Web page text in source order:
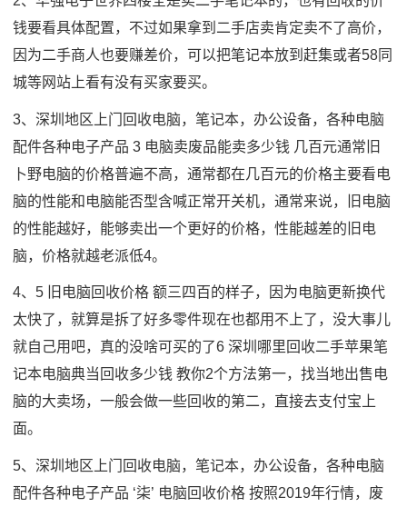
钱要看具体配置，不过如果拿到二手店卖肯定卖不了高价，
因为二手商人也要赚差价，可以把笔记本放到赶集或者58同
城等网站上看有没有买家要买。
3、深圳地区上门回收电脑，笔记本，办公设备，各种电脑
配件各种电子产品 3 电脑卖废品能卖多少钱 几百元通常旧
卜野电脑的价格普遍不高，通常都在几百元的价格主要看电
脑的性能和电脑能否型含喊正常开关机，通常来说，旧电脑
的性能越好，能够卖出一个更好的价格，性能越差的旧电
脑，价格就越老派低4。
4、5 旧电脑回收价格 额三四百的样子，因为电脑更新换代
太快了，就算是拆了好多零件现在也都用不上了，没大事儿
就自己用吧，真的没啥可买的了6 深圳哪里回收二手苹果笔
记本电脑典当回收多少钱 教你2个方法第一，找当地出售电
脑的大卖场，一般会做一些回收的第二，直接去支付宝上
面。
5、深圳地区上门回收电脑，笔记本，办公设备，各种电脑
配件各种电子产品 ‘柒’ 电脑回收价格 按照2019年行情，废